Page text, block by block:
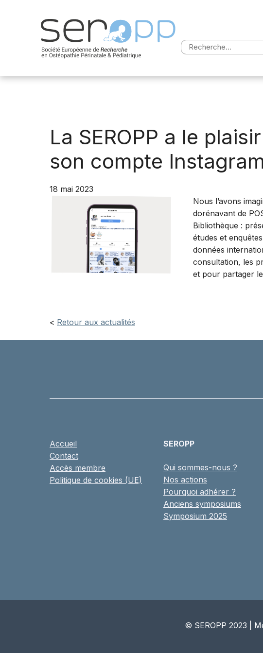
Rechercher
La SEROPP a le
son compte
18 mai 2023
Nous l’avons
dorénavant de
Bibliothèque :
études et
données
consultation, les
et pour partager
< Retour aux actualités
Accueil
Contact
Accès membre
Politique de cookies (UE)
SEROPP
Qui sommes-nous ?
Nos actions
Pourquoi adhérer ?
Anciens symposiums
Symposium 2025
© SEROPP 2023 |